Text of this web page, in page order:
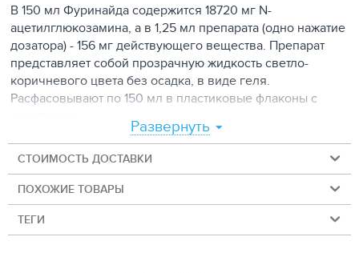
В 150 мл Фуринайда содержится 18720 мг N-
ацетилглюкозамина, а в 1,25 мл препарата (одно нажатие
дозатора) - 156 мг действующего вещества. Препарат
представляет собой прозрачную жидкость светло-
коричневого цвета без осадка, в виде геля.
Расфасовывают по 150 мл в пластиковые флаконы с
ФАРМАКОЛОГИЧЕСКИЕ СВОЙСТВА
Фуринайд был специально разработан для кошек для
восстановления защитного слоя мочевыводящих путей
и лечения идиопатического цистита различной
этиологии. Действующее вещество препарата - N-
ацетилглюкозамин - является структурной единицей
Развернуть
СТОИМОСТЬ ДОСТАВКИ
ПОХОЖИЕ ТОВАРЫ
ТЕГИ